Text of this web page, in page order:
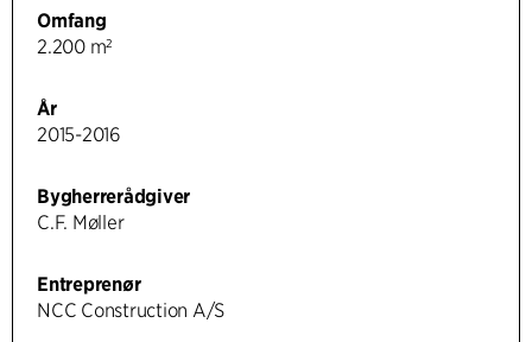
Omfang
2.200 m²
År
2015-2016
Bygherrerådgiver
C.F. Møller
Entreprenør
NCC Construction A/S